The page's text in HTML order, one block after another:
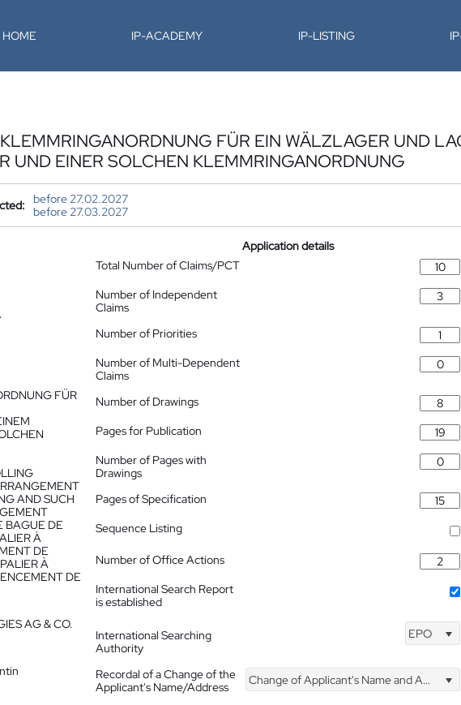
HOME IP-ACADEMY IP-LISTING
FÜR EIN WÄLZLAGER UND
UND EINER SOLCHEN KLEMMRINGANORDNUNG
before 27.02.2027
before 27.03.2027
FÜR
AND SUCH
BAGUE DE
À
DE
À
DE
AG & CO.
Application details
Total Number of Claims/PCT
Number of Independent
Claims
Number of Priorities
Number of Multi-Dependent
Claims
Number of Drawings
Pages for Publication
Number of Pages with
Drawings
Pages of Specification
Sequence Listing
Number of Office Actions
International Search Report
is established
International Searching
Authority
EPO
Recordal of a Change of the
Applicant's Name/Address
Change of Applicant's Name and Address